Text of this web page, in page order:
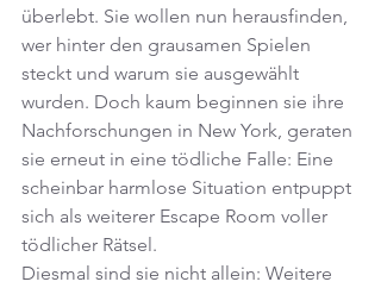
überlebt. Sie wollen nun herausfinden,
wer hinter den grausamen Spielen
steckt und warum sie ausgewählt
wurden. Doch kaum beginnen sie ihre
Nachforschungen in New York, geraten
sie erneut in eine tödliche Falle: Eine
scheinbar harmlose Situation entpuppt
sich als weiterer Escape Room voller
tödlicher Rätsel.
Diesmal sind sie nicht allein: Weitere